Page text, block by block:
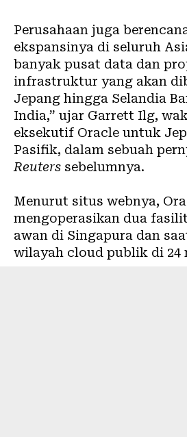
Perusahaan juga
ekspansinya di seluruh
banyak pusat data dan
infrastruktur yang akan
Jepang hingga Selandia
India,” ujar Garrett Ilg,
eksekutif Oracle untuk
Pasifik, dalam sebuah
Reuters sebelumnya.
Menurut situs webnya,
mengoperasikan dua
awan di Singapura dan
wilayah cloud publik di 24